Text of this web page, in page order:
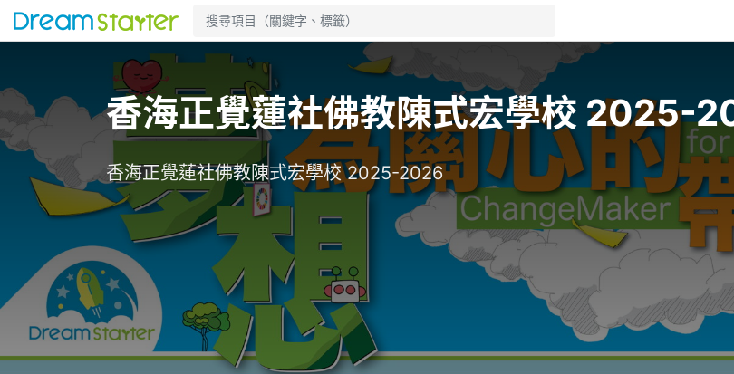
香海正覺蓮社佛教陳式宏學校 2025-
香海正覺蓮社佛教陳式宏學校 2025-2026